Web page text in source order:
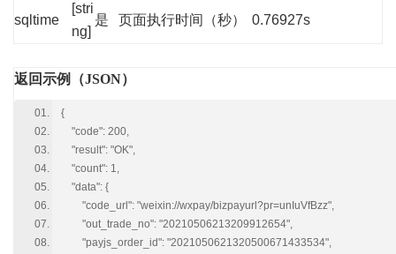
sqltime
[stri
ng]
是 页面执行时间（秒） 0.76927s
返回示例（JSON）
{
"code": 200,
"result": "OK",
"count": 1,
"data": {
"code_url": "weixin://wxpay/bizpayurl?pr=unIuVfBzz",
"out_trade_no": "20210506213209912654",
"payjs_order_id": "2021050621320500671433534",